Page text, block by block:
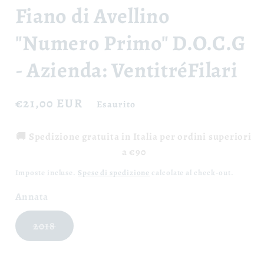
in
finestra
Fiano di Avellino
"Numero Primo" D.O.C.G
- Azienda: VentitréFilari
Prezzo
listino
€21,00 EUR Esaurito
🚚 Spedizione gratuita in Italia per ordini superiori
a €90
Imposte incluse. Spese di spedizione calcolate al check-out.
Annata
2018 Variante
esaurita